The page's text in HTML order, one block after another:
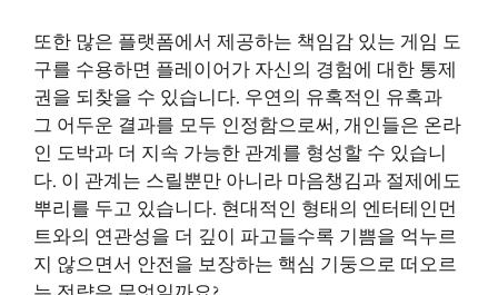
또한 많은 플랫폼에서 제공하는 책임감 있는 게임 도
구를 수용하면 플레이어가 자신의 경험에 대한 통제
권을 되찾을 수 있습니다. 우연의 유혹적인 유혹과
그 어두운 결과를 모두 인정함으로써, 개인들은 온라
인 도박과 더 지속 가능한 관계를 형성할 수 있습니
다. 이 관계는 스릴뿐만 아니라 마음챙김과 절제에도
뿌리를 두고 있습니다. 현대적인 형태의 엔터테인먼
트와의 연관성을 더 깊이 파고들수록 기쁨을 억누르
지 않으면서 안전을 보장하는 핵심 기둥으로 떠오르